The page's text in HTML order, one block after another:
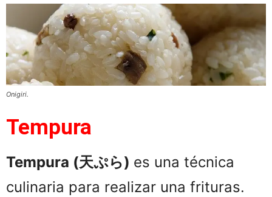
Onigiri.
Tempura
Tempura (天ぷら) es una técnica
culinaria para realizar una frituras.